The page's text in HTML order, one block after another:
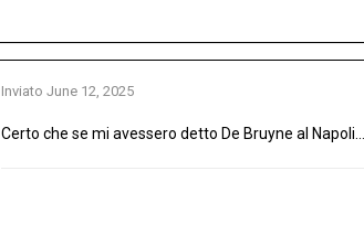
Inviato June 12, 2025
Certo che se mi avessero detto De Bruyne al Napoli....